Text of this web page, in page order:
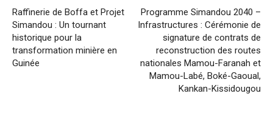
Raffinerie de Boffa et Projet
Simandou : Un tournant
historique pour la
transformation minière en
Guinée
Programme Simandou 2040 –
Infrastructures : Cérémonie de
signature de contrats de
reconstruction des routes
nationales Mamou-Faranah et
Mamou-Labé, Boké-Gaoual,
Kankan-Kissidougou